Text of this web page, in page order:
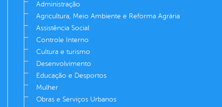
Administração
Agricultura, Meio Ambiente e Reforma Agrária
Assistência Social
Controle Interno
Cultura e turismo
Desenvolvimento
Educação e Desportos
Mulher
Obras e Serviços Urbanos